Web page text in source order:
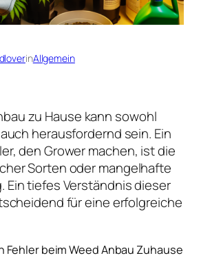
inAllgemein
zu Hause kann sowohl
herausfordernd sein. Ein
den Grower machen, ist die
Sorten oder mangelhafte
Ein tiefes Verständnis dieser
für eine erfolgreiche
Fehler beim Weed Anbau Zuhause